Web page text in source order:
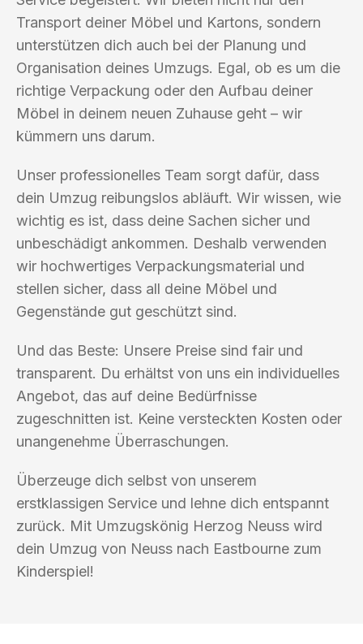
Transport deiner Möbel und Kartons, sondern
unterstützen dich auch bei der Planung und
Organisation deines Umzugs. Egal, ob es um die
richtige Verpackung oder den Aufbau deiner
Möbel in deinem neuen Zuhause geht – wir
kümmern uns darum.
Unser professionelles Team sorgt dafür, dass
dein Umzug reibungslos abläuft. Wir wissen, wie
wichtig es ist, dass deine Sachen sicher und
unbeschädigt ankommen. Deshalb verwenden
wir hochwertiges Verpackungsmaterial und
stellen sicher, dass all deine Möbel und
Gegenstände gut geschützt sind.
Und das Beste: Unsere Preise sind fair und
transparent. Du erhältst von uns ein individuelles
Angebot, das auf deine Bedürfnisse
zugeschnitten ist. Keine versteckten Kosten oder
unangenehme Überraschungen.
Überzeuge dich selbst von unserem
erstklassigen Service und lehne dich entspannt
zurück. Mit Umzugskönig Herzog Neuss wird
dein Umzug von Neuss nach Eastbourne zum
Kinderspiel!